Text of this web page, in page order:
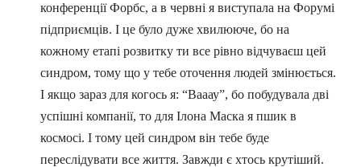
конференції Форбс, а в червні я виступала на Форумі
підприємців. І це було дуже хвилююче, бо на
кожному етапі розвитку ти все рівно відчуваєш цей
синдром, тому що у тебе оточення людей змінюється.
І якщо зараз для когось я: “Вааау”, бо побудувала дві
успішні компанії, то для Ілона Маска я пшик в
космосі. І тому цей синдром він тебе буде
переслідувати все життя. Завжди є хтось крутіший.